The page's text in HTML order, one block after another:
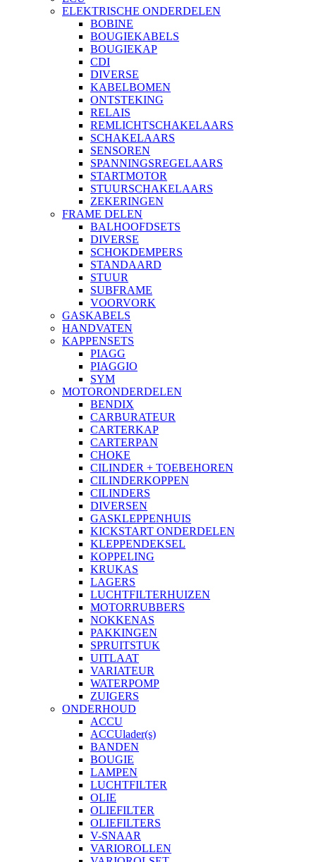
ELEKTRISCHE ONDERDELEN
BOBINE
BOUGIEKABELS
BOUGIEKAP
CDI
DIVERSE
KABELBOMEN
ONTSTEKING
RELAIS
REMLICHTSCHAKELAARS
SCHAKELAARS
SENSOREN
SPANNINGSREGELAARS
STARTMOTOR
STUURSCHAKELAARS
ZEKERINGEN
FRAME DELEN
BALHOOFDSETS
DIVERSE
SCHOKDEMPERS
STANDAARD
STUUR
SUBFRAME
VOORVORK
GASKABELS
HANDVATEN
KAPPENSETS
PIAGG
PIAGGIO
SYM
MOTORONDERDELEN
BENDIX
CARBURATEUR
CARTERKAP
CARTERPAN
CHOKE
CILINDER + TOEBEHOREN
CILINDERKOPPEN
CILINDERS
DIVERSEN
GASKLEPPENHUIS
KICKSTART ONDERDELEN
KLEPPENDEKSEL
KOPPELING
KRUKAS
LAGERS
LUCHTFILTERHUIZEN
MOTORRUBBERS
NOKKENAS
PAKKINGEN
SPRUITSTUK
UITLAAT
VARIATEUR
WATERPOMP
ZUIGERS
ONDERHOUD
ACCU
ACCUlader(s)
BANDEN
BOUGIE
LAMPEN
LUCHTFILTER
OLIE
OLIEFILTER
OLIEFILTERS
V-SNAAR
VARIOROLLEN